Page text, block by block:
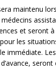
maintenu
et seront
les
immédiate.